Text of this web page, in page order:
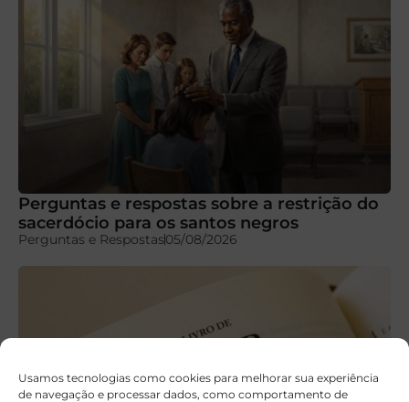
Usamos tecnologias como cookies para melhorar sua experiência
de navegação e processar dados, como comportamento de
Perguntas e respostas sobre a restrição do
sacerdócio para os santos negros
Perguntas e Respostas05/08/2026